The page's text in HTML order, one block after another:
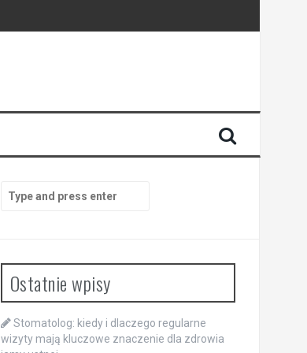
for:
Ostatnie wpisy
Stomatolog: kiedy i dlaczego regularne
wizyty mają kluczowe znaczenie dla zdrowia